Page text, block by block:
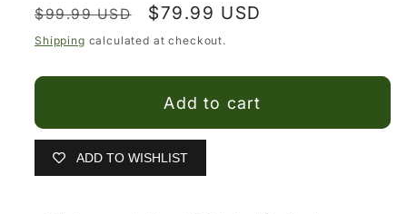
for
Texana
Gamuza
para
Mujer
for
Texana
Gamuza
para
Mujer
Regular
price
$99.99 USD
Sale
price
$79.99 USD
Shipping calculated at checkout.
Add to cart
ADD TO WISHLIST